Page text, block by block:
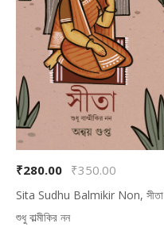
₹280.00 ₹350.00
Sita Sudhu Balmikir Non, সীতা
শুধু বাল্মীকির নন